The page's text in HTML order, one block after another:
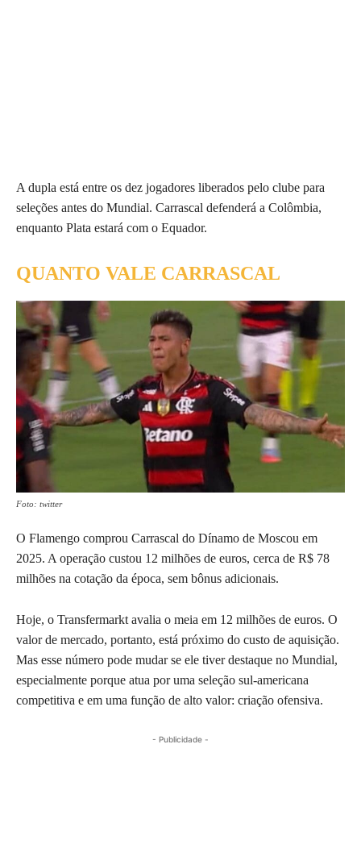
A dupla está entre os dez jogadores liberados pelo clube para
seleções antes do Mundial. Carrascal defenderá a Colômbia,
enquanto Plata estará com o Equador.
QUANTO VALE CARRASCAL
Foto: twitter
O Flamengo comprou Carrascal do Dínamo de Moscou em
2025. A operação custou 12 milhões de euros, cerca de R$ 78
milhões na cotação da época, sem bônus adicionais.
Hoje, o Transfermarkt avalia o meia em 12 milhões de euros. O
valor de mercado, portanto, está próximo do custo de aquisição.
Mas esse número pode mudar se ele tiver destaque no Mundial,
especialmente porque atua por uma seleção sul-americana
competitiva e em uma função de alto valor: criação ofensiva.
- Publicidade -